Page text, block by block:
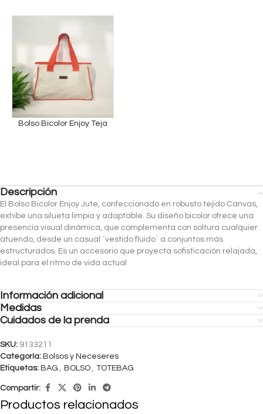
Bolso Bicolor Enjoy Teja
Descripción
El Bolso Bicolor Enjoy Jute, confeccionado en robusto tejido Canvas,
exhibe una silueta limpia y adaptable. Su diseño bicolor ofrece una
presencia visual dinámica, que complementa con soltura cualquier
atuendo, desde un casual `vestido fluido` a conjuntos más
estructurados. Es un accesorio que proyecta sofisticación relajada,
ideal para el ritmo de vida actual
Información adicional
Medidas
Cuidados de la prenda
SKU: 9133211
Categoría: Bolsos y Neceseres
Etiquetas: BAG , BOLSO , TOTEBAG
Compartir:
Productos relacionados